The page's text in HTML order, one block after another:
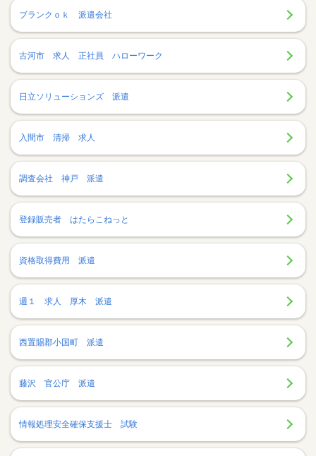
ブランクｏｋ 派遣会社
古河市 求人 正社員 ハローワーク
日立ソリューションズ 派遣
入間市 清掃 求人
調査会社 神戸 派遣
登録販売者 はたらこねっと
資格取得費用 派遣
週１ 求人 厚木 派遣
西置賜郡小国町 派遣
藤沢 官公庁 派遣
情報処理安全確保支援士 試験